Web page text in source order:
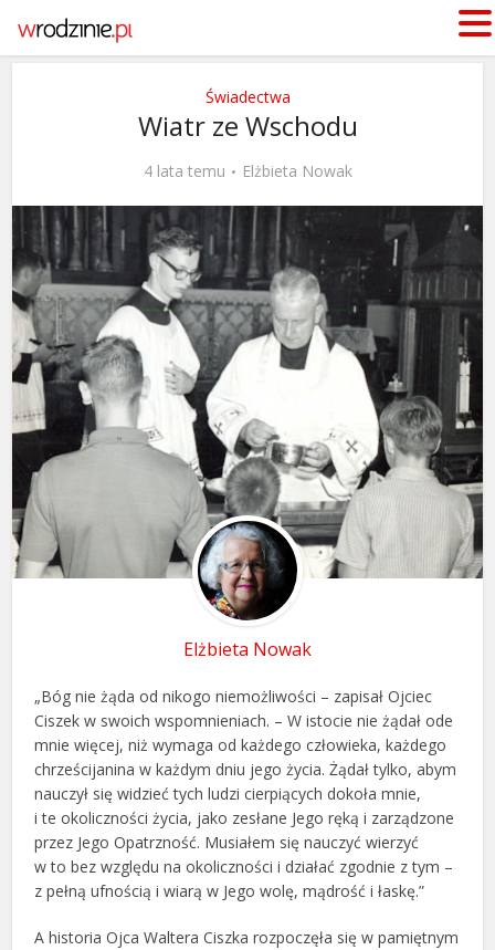
Świadectwa
Wiatr ze Wschodu
4 lata temu Elżbieta Nowak
Elżbieta Nowak
„Bóg nie żąda od nikogo niemożliwości – zapisał Ojciec
Ciszek w swoich wspomnieniach. – W istocie nie żądał ode
mnie więcej, niż wymaga od każdego człowieka, każdego
chrześcijanina w każdym dniu jego życia. Żądał tylko, abym
nauczył się widzieć tych ludzi cierpiących dokoła mnie,
i te okoliczności życia, jako zesłane Jego ręką i zarządzone
przez Jego Opatrzność. Musiałem się nauczyć wierzyć
w to bez względu na okoliczności i działać zgodnie z tym –
z pełną ufnością i wiarą w Jego wolę, mądrość i łaskę.”
A historia Ojca Waltera Ciszka rozpoczęła się w pamiętnym